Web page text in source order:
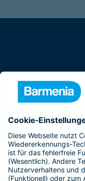
Barmenia